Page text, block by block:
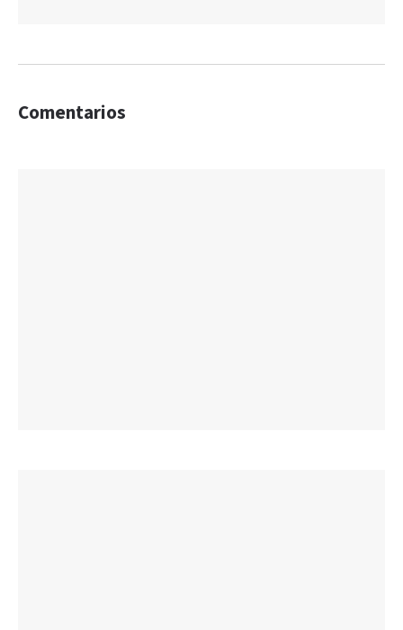
Comentarios